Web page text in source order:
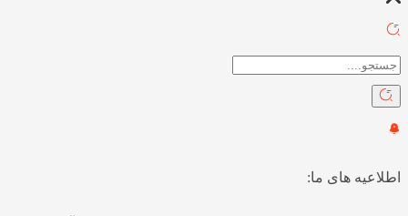
اطلاعیه های ما: